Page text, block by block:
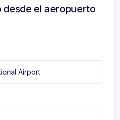
desde el aeropuerto